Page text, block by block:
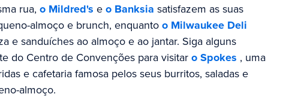
rua, o Mildred's eo Banksia satisfazem as suas
almoço e brunch, enquantoo Milwaukee Deli
e sanduíches ao almoço e ao jantar. Siga alguns
do Centro de Convenções para visitaro Spokes , uma
e cafetaria famosa pelos seus burritos, saladas e
almoço.